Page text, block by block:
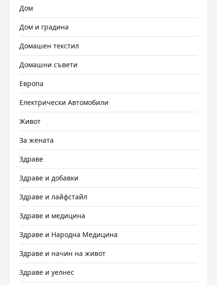
Дом
Дом и градина
Домашен текстил
Домашни съвети
Европа
Електрически Автомобили
Живот
За жената
Здраве
Здраве и добавки
Здраве и лайфстайл
Здраве и медицина
Здраве и Народна Медицина
Здраве и начин на живот
Здраве и уелнес